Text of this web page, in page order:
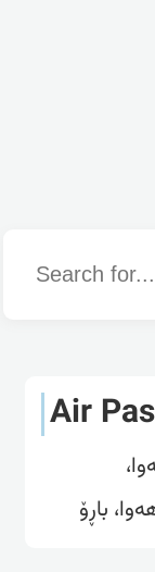
Word
Air
باڕۆ